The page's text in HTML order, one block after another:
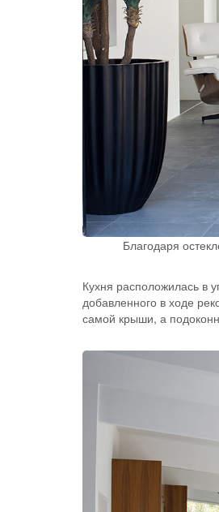
Благодаря
Кухня расположилась в
добавленного в ходе
самой крыши, а